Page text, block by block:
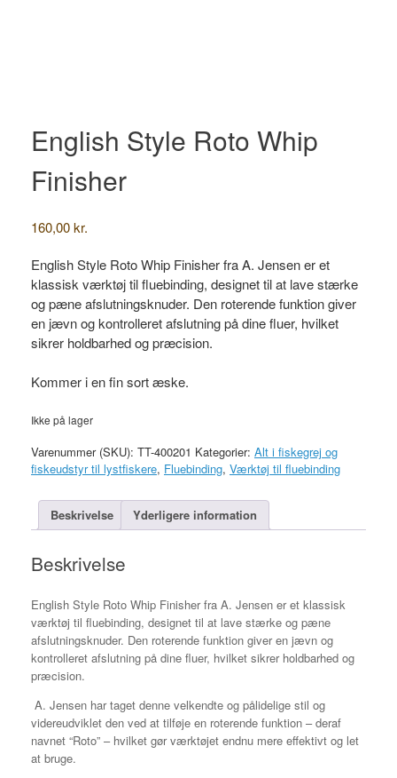
English Style Roto Whip
Finisher
160,00kr.
English Style Roto Whip Finisher fra A. Jensen er et
klassisk værktøj til fluebinding, designet til at lave stærke
og pæne afslutningsknuder. Den roterende funktion giver
en jævn og kontrolleret afslutning på dine fluer, hvilket
sikrer holdbarhed og præcision.
Kommer i en fin sort æske.
Ikke på lager
Varenummer (SKU): TT-400201 Kategorier: Alt i fiskegrej og
fiskeudstyr til lystfiskere, Fluebinding, Værktøj til fluebinding
Beskrivelse Yderligere information
Beskrivelse
English Style Roto Whip Finisher fra A. Jensen er et klassisk
værktøj til fluebinding, designet til at lave stærke og pæne
afslutningsknuder. Den roterende funktion giver en jævn og
kontrolleret afslutning på dine fluer, hvilket sikrer holdbarhed og
præcision.
A. Jensen har taget denne velkendte og pålidelige stil og
videreudviklet den ved at tilføje en roterende funktion – deraf
navnet “Roto” – hvilket gør værktøjet endnu mere effektivt og let
at bruge.